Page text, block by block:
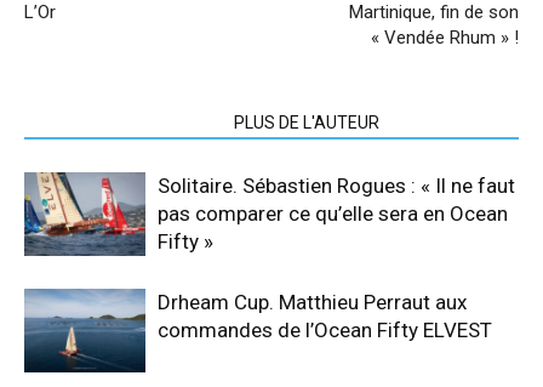
L’Or
Martinique, fin de son
« Vendée Rhum » !
PLUS DE L'AUTEUR
Solitaire. Sébastien Rogues : « Il ne faut
pas comparer ce qu’elle sera en Ocean
Fifty »
Drheam Cup. Matthieu Perraut aux
commandes de l’Ocean Fifty ELVEST